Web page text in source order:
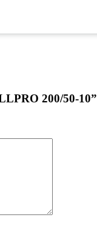
200/50-10”